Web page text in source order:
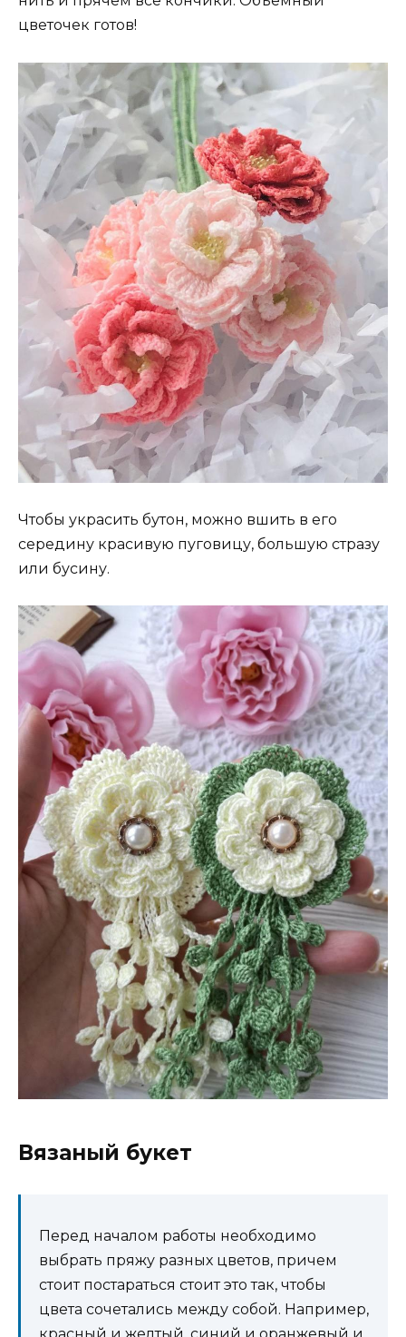
цветочек готов!
Чтобы украсить бутон, можно вшить в его
середину красивую пуговицу, большую стразу
или бусину.
Вязаный букет
Перед началом работы необходимо
выбрать пряжу разных цветов, причем
стоит постараться стоит это так, чтобы
цвета сочетались между собой. Например,